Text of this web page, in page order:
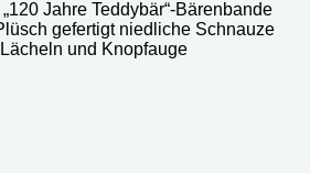
Jahre Teddybär“-Bärenbande
gefertigt niedliche Schnauze
und Knopfauge